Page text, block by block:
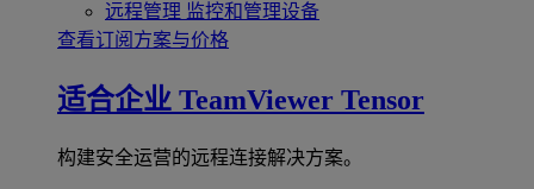
远程管理 监控和管理设备
查看订阅方案与价格
适合企业 TeamViewer Tensor
构建安全运营的远程连接解决方案。